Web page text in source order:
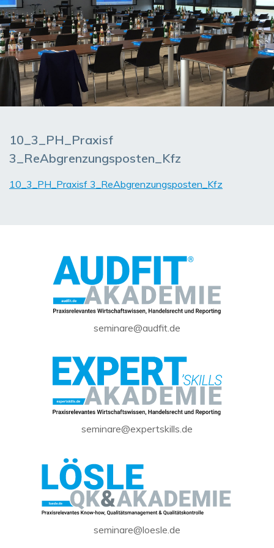
10_3_PH_Praxisf
3_ReAbgrenzungsposten_Kfz
10_3_PH_Praxisf 3_ReAbgrenzungsposten_Kfz
seminare@audfit.de
seminare@expertskills.de
seminare@loesle.de